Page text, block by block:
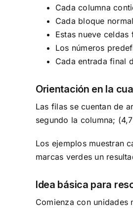
Cada columna
Cada bloque
Estas nueve
Los números
Cada entrada final
Orientación en la
Las filas se cuentan de
segundo la columna;
Los ejemplos muestran
marcas verdes un
Idea básica para
Comienza con unidades